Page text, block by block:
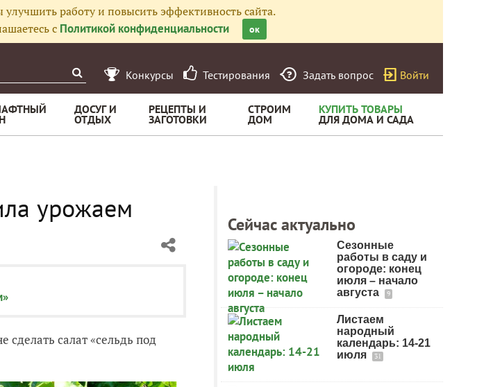
работу и повысить эффективность сайта.
с Политикой конфиденциальности ок
Конкурсы Тестирования Задать вопрос Войти
ДОСУГ И
ОТДЫХ
РЕЦЕПТЫ И
ЗАГОТОВКИ
СТРОИМ
ДОМ
КУПИТЬ ТОВАРЫ
ДЛЯ ДОМА И САДА
урожаем
салат «сельдь под
Сейчас актуально
Сезонные
работы в саду и
огороде: конец
июля – начало
августа
9
Листаем
народный
календарь: 14-21
июля
31